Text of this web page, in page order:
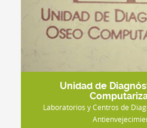
Unidad de
Laboratorios y Centros de